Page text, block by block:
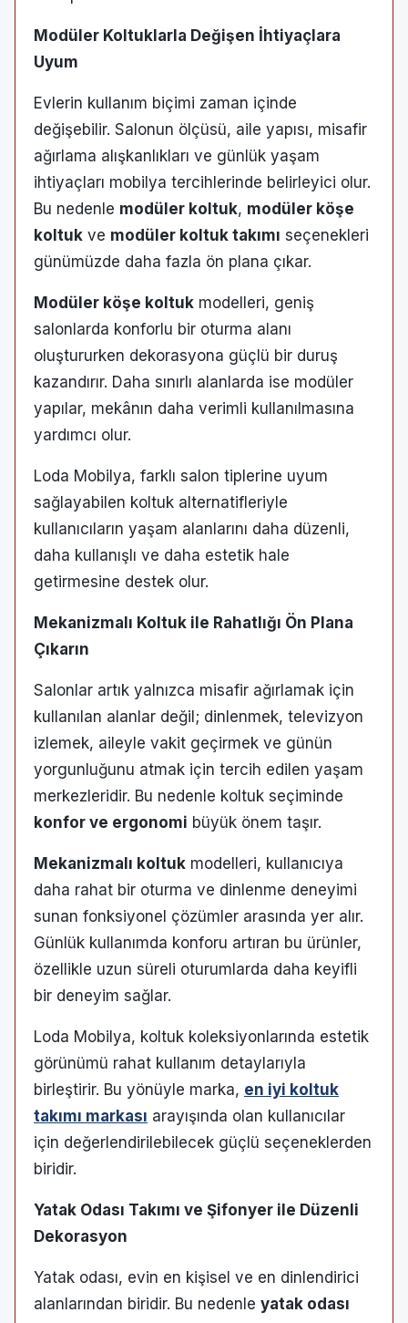
Modüler Koltuklarla Değişen İhtiyaçlara
Uyum
Evlerin kullanım biçimi zaman içinde
değişebilir. Salonun ölçüsü, aile yapısı, misafir
ağırlama alışkanlıkları ve günlük yaşam
ihtiyaçları mobilya tercihlerinde belirleyici olur.
Bu nedenle modüler koltuk, modüler köşe
koltuk ve modüler koltuk takımı seçenekleri
günümüzde daha fazla ön plana çıkar.
Modüler köşe koltuk modelleri, geniş
salonlarda konforlu bir oturma alanı
oluştururken dekorasyona güçlü bir duruş
kazandırır. Daha sınırlı alanlarda ise modüler
yapılar, mekânın daha verimli kullanılmasına
yardımcı olur.
Loda Mobilya, farklı salon tiplerine uyum
sağlayabilen koltuk alternatifleriyle
kullanıcıların yaşam alanlarını daha düzenli,
daha kullanışlı ve daha estetik hale
getirmesine destek olur.
Mekanizmalı Koltuk ile Rahatlığı Ön Plana
Çıkarın
Salonlar artık yalnızca misafir ağırlamak için
kullanılan alanlar değil; dinlenmek, televizyon
izlemek, aileyle vakit geçirmek ve günün
yorgunluğunu atmak için tercih edilen yaşam
merkezleridir. Bu nedenle koltuk seçiminde
konfor ve ergonomi büyük önem taşır.
Mekanizmalı koltuk modelleri, kullanıcıya
daha rahat bir oturma ve dinlenme deneyimi
sunan fonksiyonel çözümler arasında yer alır.
Günlük kullanımda konforu artıran bu ürünler,
özellikle uzun süreli oturumlarda daha keyifli
bir deneyim sağlar.
Loda Mobilya, koltuk koleksiyonlarında estetik
görünümü rahat kullanım detaylarıyla
birleştirir. Bu yönüyle marka, en iyi koltuk
takımı markası arayışında olan kullanıcılar
için değerlendirilebilecek güçlü seçeneklerden
biridir.
Yatak Odası Takımı ve Şifonyer ile Düzenli
Dekorasyon
Yatak odası, evin en kişisel ve en dinlendirici
alanlarından biridir. Bu nedenle yatak odası